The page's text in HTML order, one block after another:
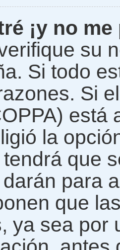
¡y no
su
Si todo
Si
está
la
que
para
que
ya sea por